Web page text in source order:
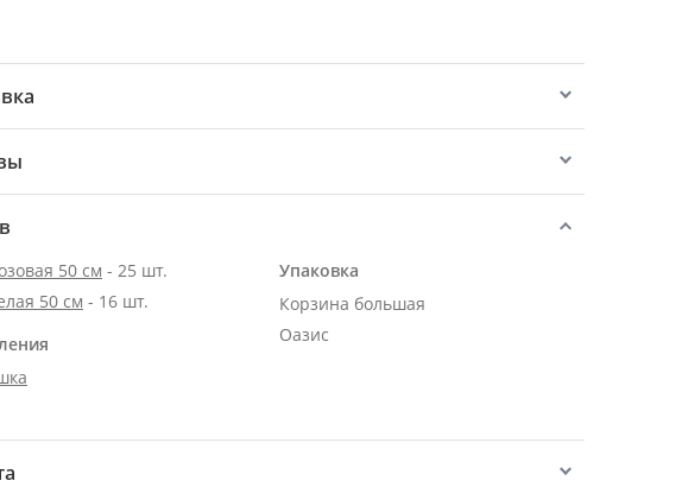
50 см - 25 шт.
50 см - 16 шт.
Упаковка
Корзина большая
Оазис